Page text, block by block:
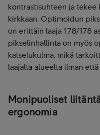
kontrastisuhteen ja tekee
kirkkaan. Optimoidun
on erittäin laaja 178/178
pikselinhallinta on myös
katselukulma, mikä
laajalta alueelta ilman
Monipuoliset
ergonomia